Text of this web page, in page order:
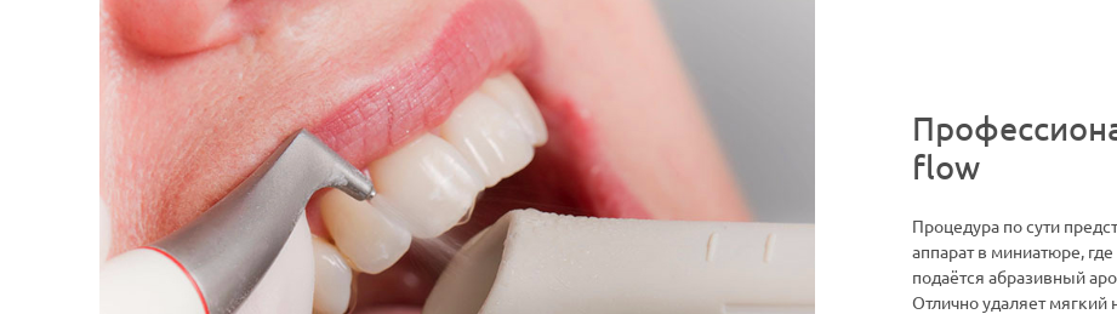
flow
Процедура по сути
аппарат в миниатюре,
подаётся абразивный
Отлично удаляет мягкий